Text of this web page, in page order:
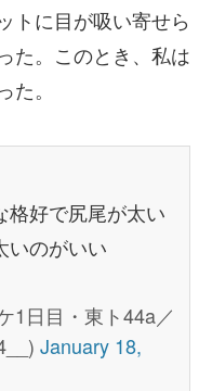
トに目が吸い寄せら
た。このとき、私は
。
格好で尻尾が太い
いのがいい
1日目・東ト44a／
January 18,